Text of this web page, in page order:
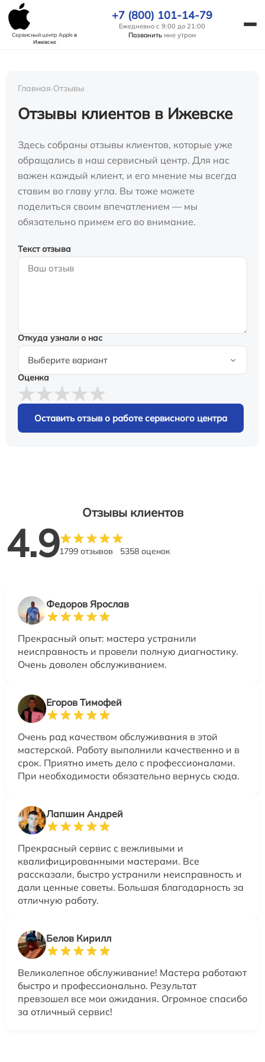
Сервисный центр Appleв
Ижевске
+7 (800) 101-14-79
Ежедневно с 9:00 до 21:00
Позвонить мне утром
Главная›Отзывы
Отзывы клиентов в Ижевске
Здесь собраны отзывы клиентов, которые уже
обращались в наш сервисный центр. Для нас
важен каждый клиент, и его мнение мы всегда
ставим во главу угла. Вы тоже можете
поделиться своим впечатлением — мы
обязательно примем его во внимание.
Текст отзыва
Откуда узнали о нас
Оценка
Оставить отзыв о работе сервисного центра
Отзывы клиентов
4.91799 отзывов 5358 оценок
Федоров Ярослав
Прекрасный опыт: мастера устранили
неисправность и провели полную диагностику.
Очень доволен обслуживанием.
Егоров Тимофей
Очень рад качеством обслуживания в этой
мастерской. Работу выполнили качественно и в
срок. Приятно иметь дело с профессионалами.
При необходимости обязательно вернусь сюда.
Лапшин Андрей
Прекрасный сервис с вежливыми и
квалифицированными мастерами. Все
рассказали, быстро устранили неисправность и
дали ценные советы. Большая благодарность за
отличную работу.
Белов Кирилл
Великолепное обслуживание! Мастера работают
быстро и профессионально. Результат
превзошел все мои ожидания. Огромное спасибо
за отличный сервис!